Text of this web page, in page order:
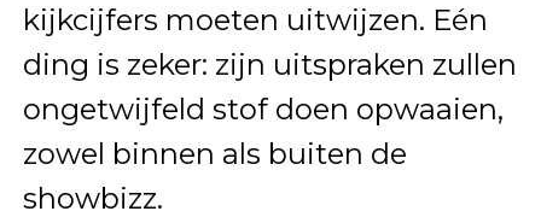
kijkcijfers moeten uitwijzen. Eén
ding is zeker: zijn uitspraken zullen
ongetwijfeld stof doen opwaaien,
zowel binnen als buiten de
showbizz.